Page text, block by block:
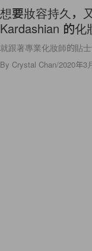
想要妝容持久，
Kardashian 的化
就跟著專業化妝師的貼士
By Crystal Chan/2020年3